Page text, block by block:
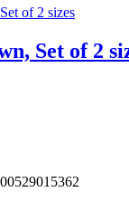
of 2 sizes
Set of 2